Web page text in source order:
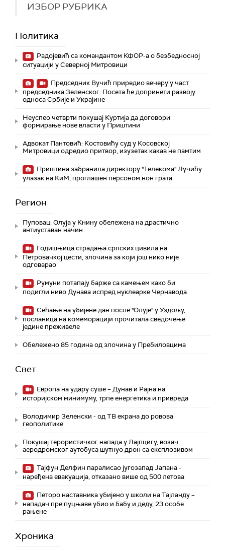
ИЗБОР РУБРИКА
Политика
Радојевић са командантом КФОР-а о безбедносној
ситуацији у Северној Митровици
Председник Вучић приредио вечеру у част
председника Зеленског: Посета ће допринети развоју
односа Србије и Украјине
Неуспео четврти покушај Куртија да договори
формирање нове власти у Приштини
Адвокат Пантовић: Костовићу суд у Косовској
Митровици одредио притвор, изузетак какав не памтим
Приштина забранила директору "Телекома" Лучићу
улазак на КиМ, проглашен персоном нон грата
Регион
Пуповац: Олуја у Книну обележена на драстично
антиуставан начин
Годишњица страдања српских цивила на
Петровачкој цести, злочина за који још нико није
одговарао
Румуни потапају барже са камењем како би
подигли ниво Дунава испред нуклеарке Чернавода
Сећање на убијене дан после "Олује" у Уздољу,
посланица на комеморацији прочитала сведочење
једине преживеле
Обележено 85 година од злочина у Пребиловцима
Свет
Европа на удару суше – Дунав и Рајна на
историјском минимуму, трпе енергетика и привреда
Володимир Зеленски - од ТВ екрана до ровова
геополитике
Покушај терористичког напада у Лајпцигу, возач
аеродромског аутобуса шутнуо дрон са експлозивом
Тајфун Делфин паралисао југозапад Јапана -
наређена евакуација, отказано више од 500 летова
Петоро наставника убијено у школи на Тајланду –
нападач пре пуцњаве убио и бабу и деду, 23 особе
рањене
Хроника